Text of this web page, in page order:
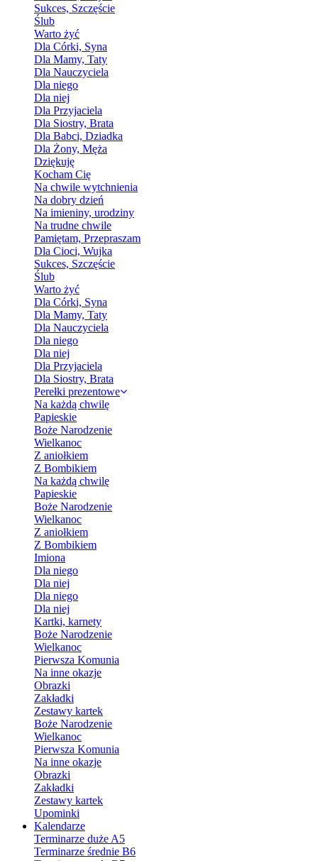
Sukces, Szczęście
Ślub
Warto żyć
Dla Córki, Syna
Dla Mamy, Taty
Dla Nauczyciela
Dla niego
Dla niej
Dla Przyjaciela
Dla Siostry, Brata
Dla Babci, Dziadka
Dla Żony, Męża
Dziękuję
Kocham Cię
Na chwile wytchnienia
Na dobry dzień
Na imieniny, urodziny
Na trudne chwile
Pamiętam, Przepraszam
Dla Cioci, Wujka
Sukces, Szczęście
Ślub
Warto żyć
Dla Córki, Syna
Dla Mamy, Taty
Dla Nauczyciela
Dla niego
Dla niej
Dla Przyjaciela
Dla Siostry, Brata
Perełki prezentowe
Na każdą chwilę
Papieskie
Boże Narodzenie
Wielkanoc
Z aniołkiem
Z Bombikiem
Na każdą chwilę
Papieskie
Boże Narodzenie
Wielkanoc
Z aniołkiem
Z Bombikiem
Imiona
Dla niego
Dla niej
Dla niego
Dla niej
Kartki, karnety
Boże Narodzenie
Wielkanoc
Pierwsza Komunia
Na inne okazje
Obrazki
Zakładki
Zestawy kartek
Boże Narodzenie
Wielkanoc
Pierwsza Komunia
Na inne okazje
Obrazki
Zakładki
Zestawy kartek
Upominki
Kalendarze
Terminarze duże A5
Terminarze średnie B6